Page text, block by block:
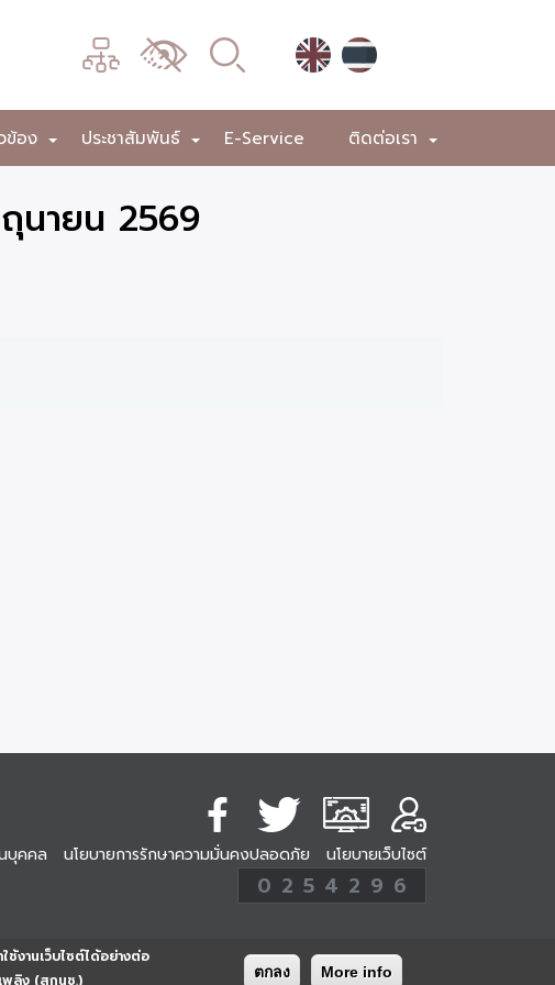
ช้งานเว็บไซต์ได้อย่างต่อ
พลิง (สกนช.)
ตกลง More info
เมนู
เปลี่ยน
ผล
+
ข้อง +
ประชาสัมพันธ์ E-Service +
ติดต่อเรา
นายน 2569
บุคคล นโยบายการรักษาความมั่นคงปลอดภัย นโยบายเว็บไซต์
254296
ครั้ง
0 2 5 4 2 9 6